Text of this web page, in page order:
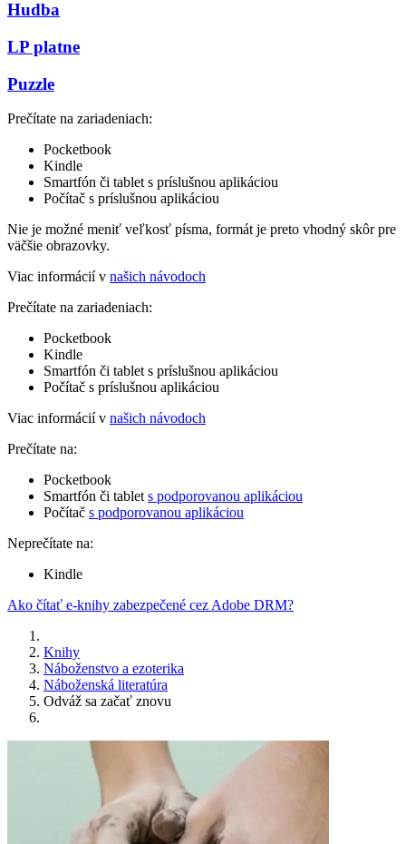
Hudba
LP platne
Puzzle
Prečítate na zariadeniach:
Pocketbook
Kindle
Smartfón či tablet s príslušnou aplikáciou
Počítač s príslušnou aplikáciou
Nie je možné meniť veľkosť písma, formát je preto vhodný skôr pre
väčšie obrazovky.
Viac informácií v našich návodoch
Prečítate na zariadeniach:
Pocketbook
Kindle
Smartfón či tablet s príslušnou aplikáciou
Počítač s príslušnou aplikáciou
Viac informácií v našich návodoch
Prečítate na:
Pocketbook
Smartfón či tablet s podporovanou aplikáciou
Počítač s podporovanou aplikáciou
Neprečítate na:
Kindle
Ako čítať e-knihy zabezpečené cez Adobe DRM?
Knihy
Náboženstvo a ezoterika
Náboženská literatúra
Odváž sa začať znovu